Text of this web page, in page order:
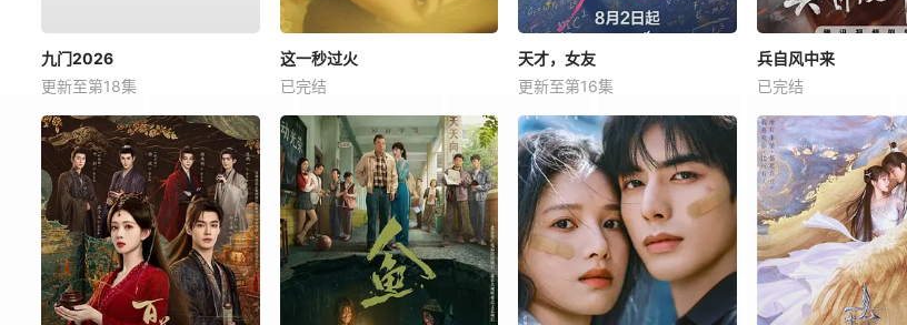
九门2026
更新至第18集
这一秒过火
已完结
天才，女友
更新至第16集
兵自风中来
已完结